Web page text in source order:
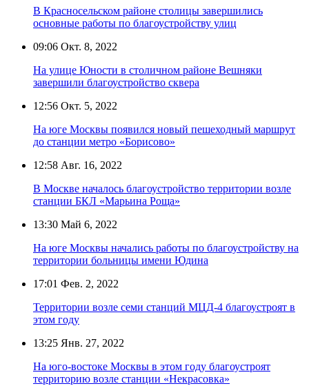
В Красносельском районе столицы завершились
основные работы по благоустройству улиц
09:06 Окт. 8, 2022
На улице Юности в столичном районе Вешняки
завершили благоустройство сквера
12:56 Окт. 5, 2022
На юге Москвы появился новый пешеходный маршрут
до станции метро «Борисово»
12:58 Авг. 16, 2022
В Москве началось благоустройство территории возле
станции БКЛ «Марьина Роща»
13:30 Май 6, 2022
На юге Москвы начались работы по благоустройству на
территории больницы имени Юдина
17:01 Фев. 2, 2022
Территории возле семи станций МЦД-4 благоустроят в
этом году
13:25 Янв. 27, 2022
На юго-востоке Москвы в этом году благоустроят
территорию возле станции «Некрасовка»